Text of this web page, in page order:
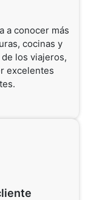
a conocer más
cocinas y
los viajeros,
excelentes